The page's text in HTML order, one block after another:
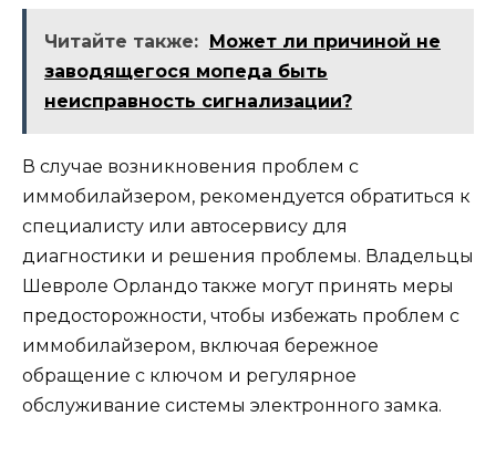
Читайте также: Может ли причиной не
заводящегося мопеда быть
неисправность сигнализации?
В случае возникновения проблем с
иммобилайзером, рекомендуется обратиться к
специалисту или автосервису для
диагностики и решения проблемы. Владельцы
Шевроле Орландо также могут принять меры
предосторожности, чтобы избежать проблем с
иммобилайзером, включая бережное
обращение с ключом и регулярное
обслуживание системы электронного замка.